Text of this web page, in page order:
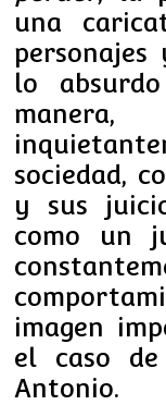
una
personajes
lo
sociedad,
y sus
como un
imagen
el caso
Antonio.